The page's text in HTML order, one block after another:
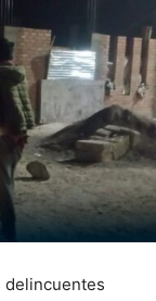
delincuentes